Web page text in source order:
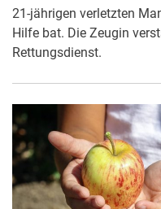
21-jährigen verletzten
Hilfe bat. Die Zeugin
Rettungsdienst.